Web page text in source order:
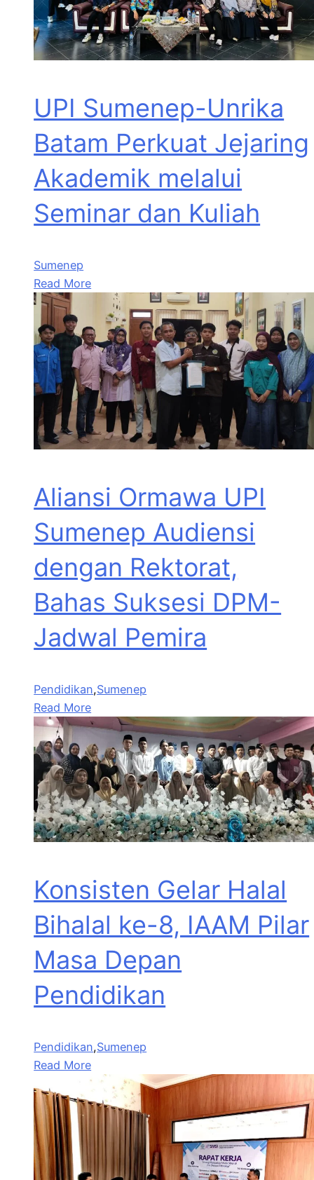
UPI Sumenep-Unrika
Batam Perkuat Jejaring
Akademik melalui
Seminar dan Kuliah
Sumenep
Read More
Aliansi Ormawa UPI
Sumenep Audiensi
dengan Rektorat,
Bahas Suksesi DPM-
Jadwal Pemira
Pendidikan,Sumenep
Read More
Konsisten Gelar Halal
Bihalal ke-8, IAAM Pilar
Masa Depan
Pendidikan
Pendidikan,Sumenep
Read More